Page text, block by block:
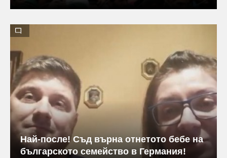
Най-после! Съд върна отнетото бебе на
българското семейство в Германия!